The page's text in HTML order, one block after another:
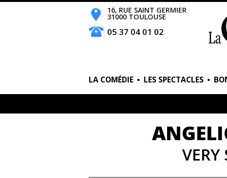
16, RUE SAINT GERMIER
31000 TOULOUSE
05 37 04 01 02
LA COMÉDIE LES SPECTACLES
VERY